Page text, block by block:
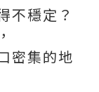
不穩定？
密集的地